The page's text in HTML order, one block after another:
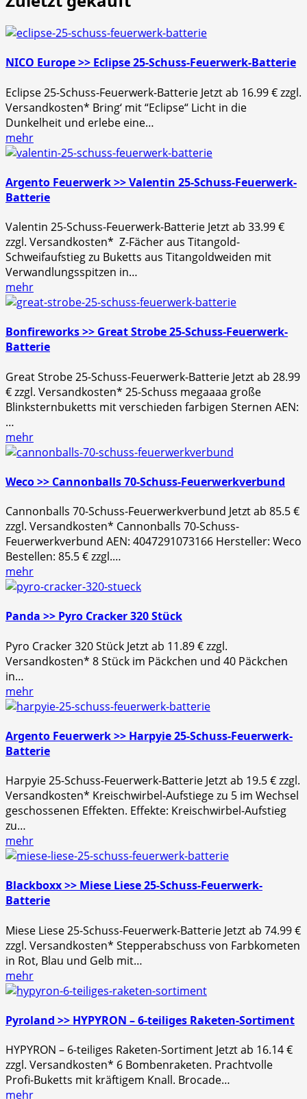
NICO Europe >> Eclipse 25-Schuss-Feuerwerk-Batterie
Eclipse 25-Schuss-Feuerwerk-Batterie Jetzt ab 16.99 € zzgl.
Versandkosten* Bring‘ mit “Eclipse“ Licht in die
Dunkelheit und erlebe eine…
mehr
Argento Feuerwerk >> Valentin 25-Schuss-Feuerwerk-
Batterie
Valentin 25-Schuss-Feuerwerk-Batterie Jetzt ab 33.99 €
zzgl. Versandkosten* Z-Fächer aus Titangold-
Schweifaufstieg zu Buketts aus Titangoldweiden mit
Verwandlungsspitzen in…
mehr
Bonfireworks >> Great Strobe 25-Schuss-Feuerwerk-
Batterie
Great Strobe 25-Schuss-Feuerwerk-Batterie Jetzt ab 28.99
€ zzgl. Versandkosten* 25-Schuss megaaaa große
Blinksternbuketts mit verschieden farbigen Sternen AEN:
…
mehr
Weco >> Cannonballs 70-Schuss-Feuerwerkverbund
Cannonballs 70-Schuss-Feuerwerkverbund Jetzt ab 85.5 €
zzgl. Versandkosten* Cannonballs 70-Schuss-
Feuerwerkverbund AEN: 4047291073166 Hersteller: Weco
Bestellen: 85.5 € zzgl.…
mehr
Panda >> Pyro Cracker 320 Stück
Pyro Cracker 320 Stück Jetzt ab 11.89 € zzgl.
Versandkosten* 8 Stück im Päckchen und 40 Päckchen
in…
mehr
Argento Feuerwerk >> Harpyie 25-Schuss-Feuerwerk-
Batterie
Harpyie 25-Schuss-Feuerwerk-Batterie Jetzt ab 19.5 € zzgl.
Versandkosten* Kreischwirbel-Aufstiege zu 5 im Wechsel
geschossenen Effekten. Effekte: Kreischwirbel-Aufstieg
zu…
mehr
Blackboxx >> Miese Liese 25-Schuss-Feuerwerk-
Batterie
Miese Liese 25-Schuss-Feuerwerk-Batterie Jetzt ab 74.99 €
zzgl. Versandkosten* Stepperabschuss von Farbkometen
in Rot, Blau und Gelb mit…
mehr
Pyroland >> HYPYRON – 6-teiliges Raketen-Sortiment
HYPYRON – 6-teiliges Raketen-Sortiment Jetzt ab 16.14 €
zzgl. Versandkosten* 6 Bombenraketen. Prachtvolle
Profi-Buketts mit kräftigem Knall. Brocade…
mehr